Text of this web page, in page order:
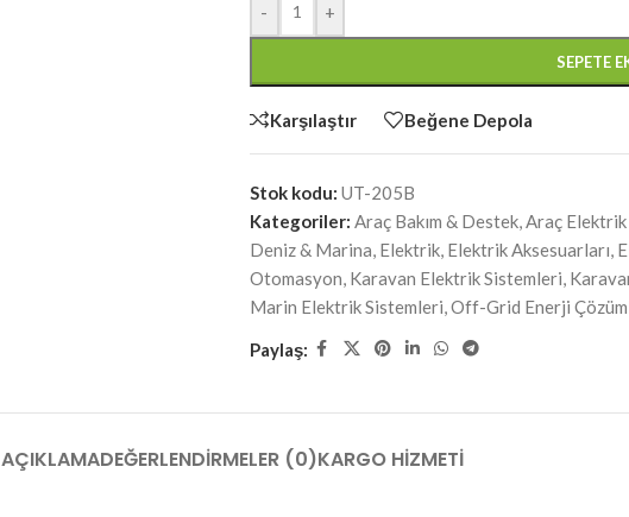
- +
SEPETE
Karşılaştır Beğene Depola
Stok kodu: UT-205B
Kategoriler: Araç Bakım & Destek,Araç
Deniz & Marina, Elektrik, Elektrik Aksesuarları,
Otomasyon, Karavan Elektrik Sistemleri,
Marin Elektrik Sistemleri,Off-Grid Enerji
Paylaş:
AÇIKLAMADEĞERLENDIRMELER (0)KARGO HIZMETI